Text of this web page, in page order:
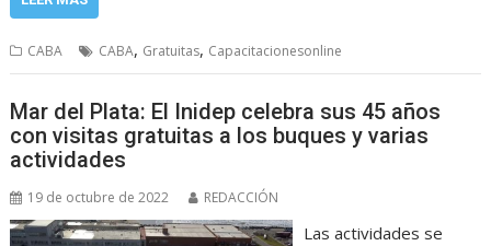
CABA CABA, Gratuitas, Capacitacionesonline
Mar del Plata: El Inidep celebra sus 45 años
con visitas gratuitas a los buques y varias
actividades
19 de octubre de 2022 REDACCIÓN
Las actividades se